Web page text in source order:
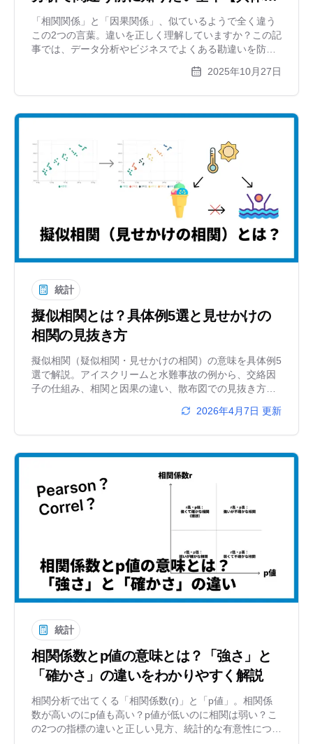
で解説】
「相関関係」と「因果関係」、似ているようで全く違う
この2つの言葉。違いを正しく理解していますか？この記
事では、データ分析やビジネスでよくある勘違いを防ぐ
ため、相関関係と因果関係の決定的な違いを、アイスと
水難事故のような具体例を交えて分かりやすく解説しま
2025年10月27日
統計
擬似相関とは？具体例5選と見せかけの
相関の見抜き方
擬似相関（疑似相関・見せかけの相関）の意味を具体例5
選で解説。アイスクリームと水難事故の例から、交絡因
子の仕組み、相関と因果の違い、散布図での見抜き方ま
2026年4月7日 更新
統計
相関係数とp値の意味とは？「強さ」と
「確かさ」の違いをわかりやすく解説
相関分析で出てくる「相関係数(r)」と「p値」。相関係
数が高いのにp値も高い？p値が低いのに相関は弱い？こ
の2つの指標の違いと正しい見方、統計的な有意性につい